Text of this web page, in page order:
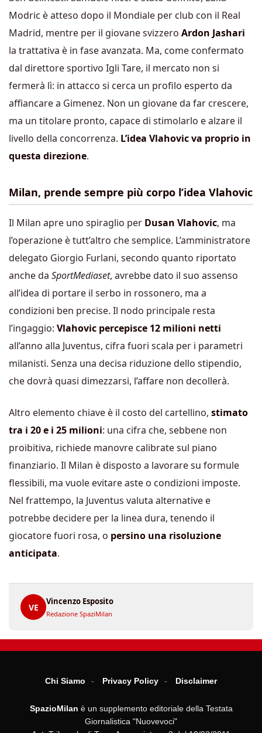
Modric è atteso dopo il Mondiale per club con il Real
Madrid, mentre per il giovane svizzero Ardon Jashari
la trattativa è in fase avanzata. Ma, come confermato
dal direttore sportivo Igli Tare, il mercato non si
fermerà lì: in attacco si cerca un profilo esperto da
affiancare a Gimenez. Non un giovane da far crescere,
ma un titolare pronto, capace di stimolarlo e alzare il
livello della concorrenza. L’idea Vlahovic va proprio in
questa direzione.
Milan, prende sempre più corpo l’idea Vlahovic
Il Milan apre uno spiraglio per Dusan Vlahovic, ma
l’operazione è tutt’altro che semplice. L’amministratore
delegato Giorgio Furlani, secondo quanto riportato
anche da SportMediaset, avrebbe dato il suo assenso
all’idea di portare il serbo in rossonero, ma a
condizioni ben precise. Il nodo principale resta
l’ingaggio: Vlahovic percepisce 12 milioni netti
all’anno alla Juventus, cifra fuori scala per i parametri
milanisti. Senza una decisa riduzione dello stipendio,
che dovrà quasi dimezzarsi, l’affare non decollerà.
Altro elemento chiave è il costo del cartellino, stimato
tra i 20 e i 25 milioni: una cifra che, sebbene non
proibitiva, richiede manovre calibrate sul piano
finanziario. Il Milan è disposto a lavorare su formule
flessibili, ma vuole evitare aste o condizioni imposte.
Nel frattempo, la Juventus valuta alternative e
potrebbe decidere per la linea dura, tenendo il
giocatore fuori rosa, o persino una risoluzione
anticipata.
VE
Vincenzo Esposito
Redazione SpaziMilan
Chi Siamo Privacy Policy Disclaimer
SpazioMilan è un supplemento editoriale della Testata
Giornalistica "Nuovevoci"